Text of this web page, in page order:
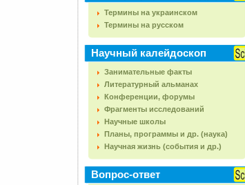
Термины на украинском
Термины на русском
Научный калейдоскоп
Занимательные факты
Литературный альманах
Конференции, форумы
Фрагменты исследований
Научные школы
Планы, программы и др. (наука)
Научная жизнь (события и др.)
Вопрос-ответ